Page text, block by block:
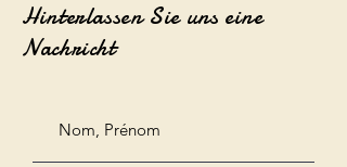
Hinterlassen Sie uns eine
Nachricht